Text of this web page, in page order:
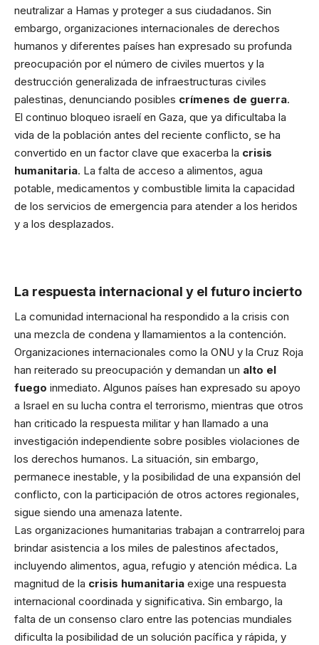
neutralizar a Hamas y proteger a sus ciudadanos. Sin
embargo, organizaciones internacionales de derechos
humanos y diferentes países han expresado su profunda
preocupación por el número de civiles muertos y la
destrucción generalizada de infraestructuras civiles
palestinas, denunciando posibles crímenes de guerra.
El continuo bloqueo israelí en Gaza, que ya dificultaba la
vida de la población antes del reciente conflicto, se ha
convertido en un factor clave que exacerba la crisis
humanitaria. La falta de acceso a alimentos, agua
potable, medicamentos y combustible limita la capacidad
de los servicios de emergencia para atender a los heridos
y a los desplazados.
La respuesta internacional y el futuro incierto
La comunidad internacional ha respondido a la crisis con
una mezcla de condena y llamamientos a la contención.
Organizaciones internacionales como la ONU y la Cruz Roja
han reiterado su preocupación y demandan un alto el
fuego inmediato. Algunos países han expresado su apoyo
a Israel en su lucha contra el terrorismo, mientras que otros
han criticado la respuesta militar y han llamado a una
investigación independiente sobre posibles violaciones de
los derechos humanos. La situación, sin embargo,
permanece inestable, y la posibilidad de una expansión del
conflicto, con la participación de otros actores regionales,
sigue siendo una amenaza latente.
Las organizaciones humanitarias trabajan a contrarreloj para
brindar asistencia a los miles de palestinos afectados,
incluyendo alimentos, agua, refugio y atención médica. La
magnitud de la crisis humanitaria exige una respuesta
internacional coordinada y significativa. Sin embargo, la
falta de un consenso claro entre las potencias mundiales
dificulta la posibilidad de un solución pacífica y rápida, y